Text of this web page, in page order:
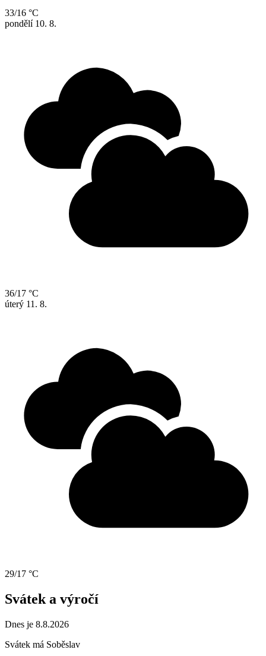
33/16 °C
pondělí 10. 8.
36/17 °C
úterý 11. 8.
29/17 °C
Svátek a výročí
Dnes je 8.8.2026
Svátek má Soběslav